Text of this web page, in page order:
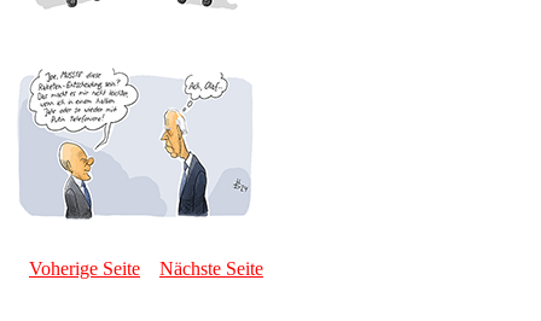
Voherige Seite Nächste Seite